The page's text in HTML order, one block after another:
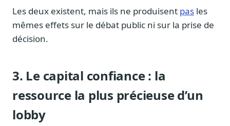
Les deux existent, mais ils ne produisent pas les
mêmes effets sur le débat public ni sur la prise de
décision.
3. Le capital confiance : la
ressource la plus précieuse d’un
lobby